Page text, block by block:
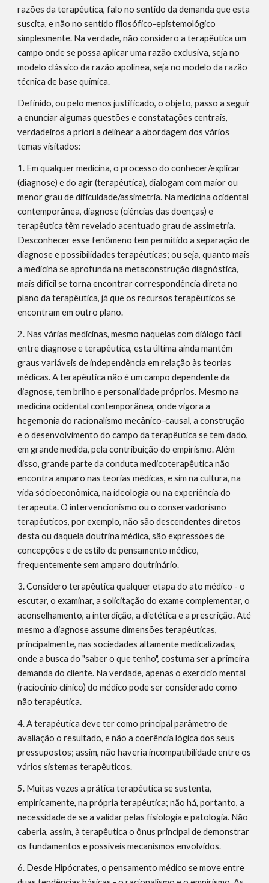
razões da terapêutica, falo no sentido da demanda que esta
suscita, e não no sentido filosófico-epistemológico
simplesmente. Na verdade, não considero a terapêutica um
campo onde se possa aplicar uma razão exclusiva, seja no
modelo clássico da razão apolínea, seja no modelo da razão
técnica de base química.
Definido, ou pelo menos justificado, o objeto, passo a seguir
a enunciar algumas questões e constatações centrais,
verdadeiros a priori a delinear a abordagem dos vários
temas visitados:
1. Em qualquer medicina, o processo do conhecer/explicar
(diagnose) e do agir (terapêutica), dialogam com maior ou
menor grau de dificuldade/assimetria. Na medicina ocidental
contemporânea, diagnose (ciências das doenças) e
terapêutica têm revelado acentuado grau de assimetria.
Desconhecer esse fenômeno tem permitido a separação de
diagnose e possibilidades terapêuticas; ou seja, quanto mais
a medicina se aprofunda na metaconstrução diagnóstica,
mais dificil se torna encontrar correspondência direta no
plano da terapêutica, já que os recursos terapêuticos se
encontram em outro plano.
2. Nas várias medicinas, mesmo naquelas com diálogo fácil
entre diagnose e terapêutica, esta última ainda mantém
graus variáveis de independência em relação às teorias
médicas. A terapêutica não é um campo dependente da
diagnose, tem brilho e personalidade próprios. Mesmo na
medicina ocidental contemporânea, onde vigora a
hegemonia do racionalismo mecânico-causal, a construção
e o desenvolvimento do campo da terapêutica se tem dado,
em grande medida, pela contribuição do empirismo. Além
disso, grande parte da conduta medicoterapêutica não
encontra amparo nas teorias médicas, e sim na cultura, na
vida sócioeconômica, na ideologia ou na experiência do
terapeuta. O intervencionismo ou o conservadorismo
terapêuticos, por exemplo, não são descendentes diretos
desta ou daquela doutrina médica, são expressões de
concepções e de estilo de pensamento médico,
frequentemente sem amparo doutrinário.
3. Considero terapêutica qualquer etapa do ato médico - o
escutar, o examinar, a solicitação do exame complementar, o
aconselhamento, a interdição, a dietética e a prescrição. Até
mesmo a diagnose assume dimensões terapêuticas,
principalmente, nas sociedades altamente medicalizadas,
onde a busca do "saber o que tenho", costuma ser a primeira
demanda do cliente. Na verdade, apenas o exercício mental
(raciocínio clínico) do médico pode ser considerado como
não terapêutica.
4. A terapêutica deve ter como principal parâmetro de
avaliação o resultado, e não a coerência lógica dos seus
pressupostos; assim, não haveria incompatibilidade entre os
vários sistemas terapêuticos.
5. Muitas vezes a prática terapêutica se sustenta,
empiricamente, na própria terapêutica; não há, portanto, a
necessidade de se a validar pelas fisiologia e patologia. Não
caberia, assim, à terapêutica o ônus principal de demonstrar
os fundamentos e possíveis mecanismos envolvidos.
6. Desde Hipócrates, o pensamento médico se move entre